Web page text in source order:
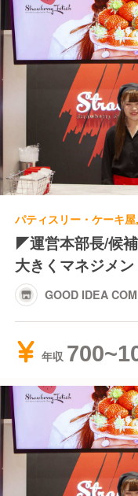
◤運営本部長/候
大きくマネジメ
GOOD IDEA
年収